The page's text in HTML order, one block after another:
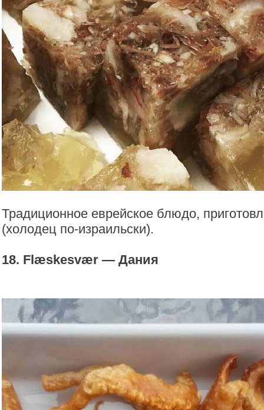
Традиционное еврейское блюдо,
(холодец по-израильски).
18. Flæskesvær — Дания